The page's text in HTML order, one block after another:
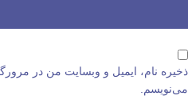
ذخیره نام، ایمیل و وبسایت من در
می‌نویسم.